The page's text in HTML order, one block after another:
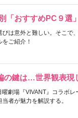
「おすすめPC９選
びは意外と難しい。そこで
ご紹介！
の鍵は…世界観表現
劇場『VIVANT』コラボ
者が魅力を解説する。